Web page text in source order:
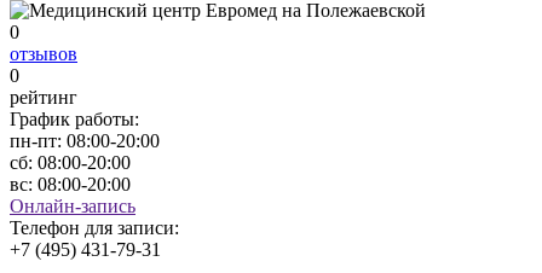
0
отзывов
0
рейтинг
График работы:
пн-пт: 08:00-20:00
сб: 08:00-20:00
вс: 08:00-20:00
Онлайн-запись
Телефон для записи:
+7 (495) 431-79-31